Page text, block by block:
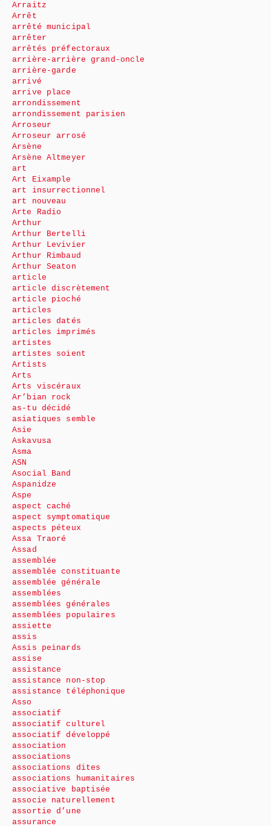
Arraitz
Arrêt
arrêté municipal
arrêter
arrêtés préfectoraux
arrière-arrière grand-oncle
arrière-garde
arrivé
arrive place
arrondissement
arrondissement parisien
Arroseur
Arroseur arrosé
Arsène
Arsène Altmeyer
art
Art Eixample
art insurrectionnel
art nouveau
Arte Radio
Arthur
Arthur Bertelli
Arthur Levivier
Arthur Rimbaud
Arthur Seaton
article
article discrètement
article pioché
articles
articles datés
articles imprimés
artistes
artistes soient
Artists
Arts
Arts viscéraux
Ar’bian rock
as-tu décidé
asiatiques semble
Asie
Askavusa
Asma
ASN
Asocial Band
Aspanidze
Aspe
aspect caché
aspect symptomatique
aspects péteux
Assa Traoré
Assad
assemblée
assemblée constituante
assemblée générale
assemblées
assemblées générales
assemblées populaires
assiette
assis
Assis peinards
assise
assistance
assistance non-stop
assistance téléphonique
Asso
associatif
associatif culturel
associatif développé
association
associations
associations dites
associations humanitaires
associative baptisée
associe naturellement
assortie d’une
assurance